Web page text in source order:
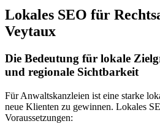
Lokales SEO für
Veytaux
Die Bedeutung für lokale
und regionale Sichtbarkeit
Für Anwaltskanzleien ist eine starke
neue Klienten zu gewinnen. Lokales
Voraussetzungen: